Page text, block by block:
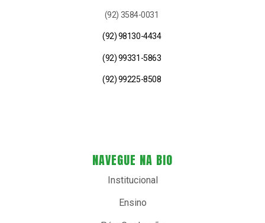
(92) 3584-0031
(92) 98130-4434
(92) 99331-5863
(92) 99225-8508
NAVEGUE NA BIO
Institucional
Ensino